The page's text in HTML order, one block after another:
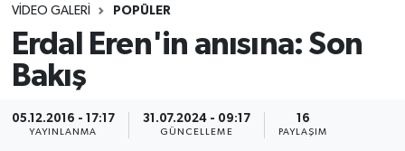
VIDEO GALERI POPÜLER
Erdal Eren'in anısına: Son
Bakış
05.12.2016 - 17:17
YAYINLANMA
31.07.2024 - 09:17
GÜNCELLEME
16
PAYLAŞIM
Süper Lig Puan Durumu ve Fikstür
Tüm Manşetler